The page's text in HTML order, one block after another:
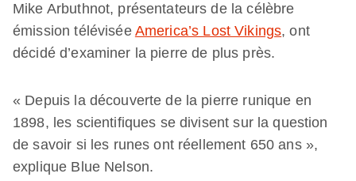
Mike Arbuthnot, présentateurs de la célèbre
émission télévisée America’s Lost Vikings, ont
décidé d’examiner la pierre de plus près.
« Depuis la découverte de la pierre runique en
1898, les scientifiques se divisent sur la question
de savoir si les runes ont réellement 650 ans »,
explique Blue Nelson.